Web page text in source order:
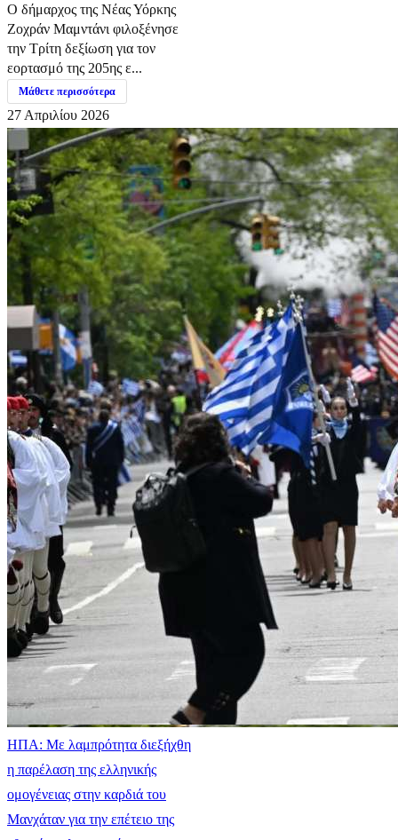
Ο δήμαρχος της Νέας Υόρκης
Ζοχράν Μαμντάνι φιλοξένησε
την Τρίτη δεξίωση για τον
εορτασμό της 205ης ε...
Μάθετε περισσότερα
27 Απριλίου 2026
ΗΠΑ: Με λαμπρότητα διεξήχθη
η παρέλαση της ελληνικής
ομογένειας στην καρδιά του
Μανχάταν για την επέτειο της